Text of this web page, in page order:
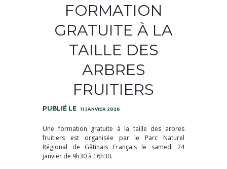
FORMATION
GRATUITE À LA
TAILLE DES
ARBRES
FRUITIERS
11 JANVIER 2026
Une formation gratuite à la taille des arbres
fruitiers est organisée par le Parc Naturel
Régional de Gâtinais Français le samedi 24
janvier de 9h30 à 16h30.